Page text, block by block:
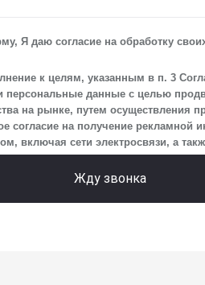
(предоставление, доступ),
обрабатывает персональные
данных является
и пользователями сайта.
моих персональных данных
«Юридическая информация».
до момента достижения цели
Я даю согласие на обработку
к целям, указанным в п. 3
персональные данные с целью
на рынке, путем осуществления
согласие на получение
включая сети электросвязи, а
Жду звонка